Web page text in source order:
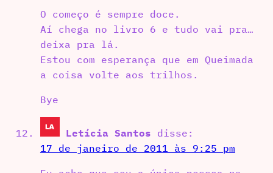
O começo é sempre doce.
Aí chega no livro 6 e tudo vai pra…
deixa pra lá.
Estou com esperança que em Queimada
a coisa volte aos trilhos.
Bye
Letícia Santos disse:
17 de janeiro de 2011 às 9:25 pm